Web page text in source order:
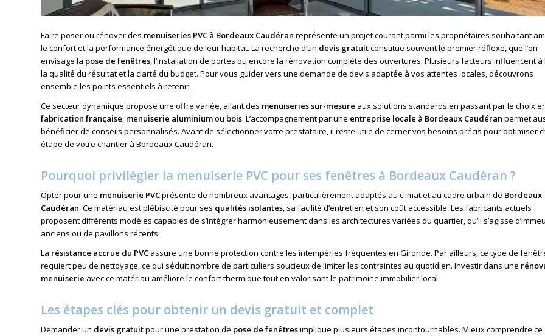
Faire poser ou rénover des menuiseries PVC à Bordeaux Caudéran représente un projet courant parmi les propriétaires souhaitant
le confort et la performance énergétique de leur habitat. La recherche d’un devis gratuitconstitue souvent le premier réflexe, que l’on
envisage la pose de fenêtres, l’installation de portes ou encore la rénovation complète des ouvertures. Plusieurs facteurs influencent à
la qualité du résultat et la clarté du budget. Pour vous guider vers une demande de devis adaptée à vos attentes locales, découvrons
ensemble les points essentiels à retenir.
Ce secteur dynamique propose une offre variée, allant des menuiseries sur-mesure aux solutions standards en passant par le choix
fabrication française, menuiserie aluminiumou bois. L’accompagnement par une entreprise locale à Bordeaux Caudéran permet
bénéficier de conseils personnalisés. Avant de sélectionner votre prestataire, il reste utile de cerner vos besoins précis pour optimiser
étape de votre chantier à Bordeaux Caudéran.
Pourquoi privilégier la menuiserie PVC pour ses fenêtres à Bordeaux Caudéran ?
Opter pour une menuiserie PVCprésente de nombreux avantages, particulièrement adaptés au climat et au cadre urbain de Bordeaux
Caudéran. Ce matériau est plébiscité pour ses qualités isolantes, sa facilité d’entretien et son coût accessible. Les fabricants actuels
proposent différents modèles capables de s’intégrer harmonieusement dans les architectures variées du quartier, qu’il s’agisse
anciens ou de pavillons récents.
La résistance accrue du PVC assure une bonne protection contre les intempéries fréquentes en Gironde. Par ailleurs, ce type de
requiert peu de nettoyage, ce qui séduit nombre de particuliers soucieux de limiter les contraintes au quotidien. Investir dans une
menuiserie avec ce matériau améliore le confort thermique tout en valorisant le patrimoine immobilier local.
Les étapes clés pour obtenir un devis gratuit et complet
Demander un devis gratuitpour une prestation de pose de fenêtresimplique plusieurs étapes incontournables. Mieux comprendre ce